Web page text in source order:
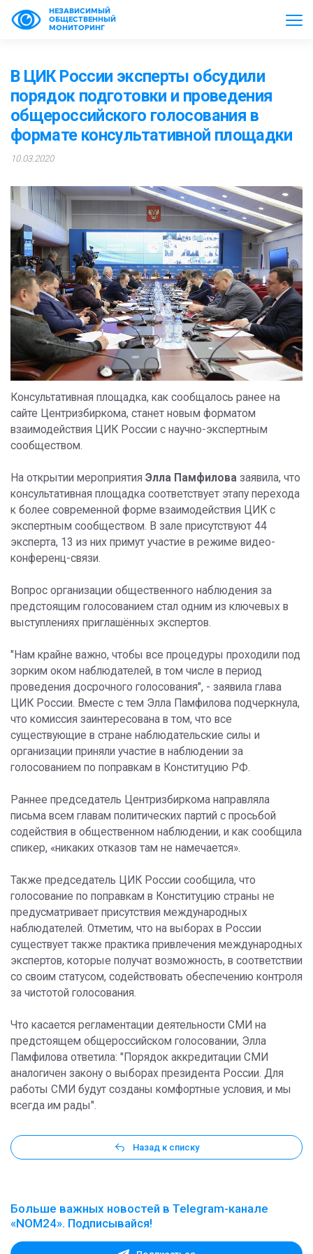
НЕЗАВИСИМЫЙ
ОБЩЕСТВЕННЫЙ
МОНИТОРИНГ
В ЦИК России эксперты обсудили
порядок подготовки и проведения
общероссийского голосования в
формате консультативной площадки
10.03.2020
Консультативная площадка, как сообщалось ранее на
сайте Центризбиркома, станет новым форматом
взаимодействия ЦИК России с научно-экспертным
сообществом.
На открытии мероприятия Элла Памфилова заявила, что
консультативная площадка соответствует этапу перехода
к более современной форме взаимодействия ЦИК с
экспертным сообществом. В зале присутствуют 44
эксперта, 13 из них примут участие в режиме видео-
конференц-связи.
Вопрос организации общественного наблюдения за
предстоящим голосованием стал одним из ключевых в
выступлениях приглашённых экспертов.
"Нам крайне важно, чтобы все процедуры проходили под
зорким оком наблюдателей, в том числе в период
проведения досрочного голосования", - заявила глава
ЦИК России. Вместе с тем Элла Памфилова подчеркнула,
что комиссия заинтересована в том, что все
существующие в стране наблюдательские силы и
организации приняли участие в наблюдении за
голосованием по поправкам в Конституцию РФ.
Раннее председатель Центризбиркома направляла
письма всем главам политических партий с просьбой
содействия в общественном наблюдении, и как сообщила
спикер, «никаких отказов там не намечается».
Также председатель ЦИК России сообщила, что
голосование по поправкам в Конституцию страны не
предусматривает присутствия международных
наблюдателей. Отметим, что на выборах в России
существует также практика привлечения международных
экспертов, которые получат возможность, в соответствии
со своим статусом, содействовать обеспечению контроля
за чистотой голосования.
Что касается регламентации деятельности СМИ на
предстоящем общероссийском голосовании, Элла
Памфилова ответила: "Порядок аккредитации СМИ
аналогичен закону о выборах президента России. Для
работы СМИ будут созданы комфортные условия, и мы
всегда им рады".
Назад к списку
Больше важных новостей в Telegram-канале
«NOM24». Подписывайся!